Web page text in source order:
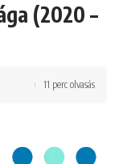
(2020 –
11 perc olvasás